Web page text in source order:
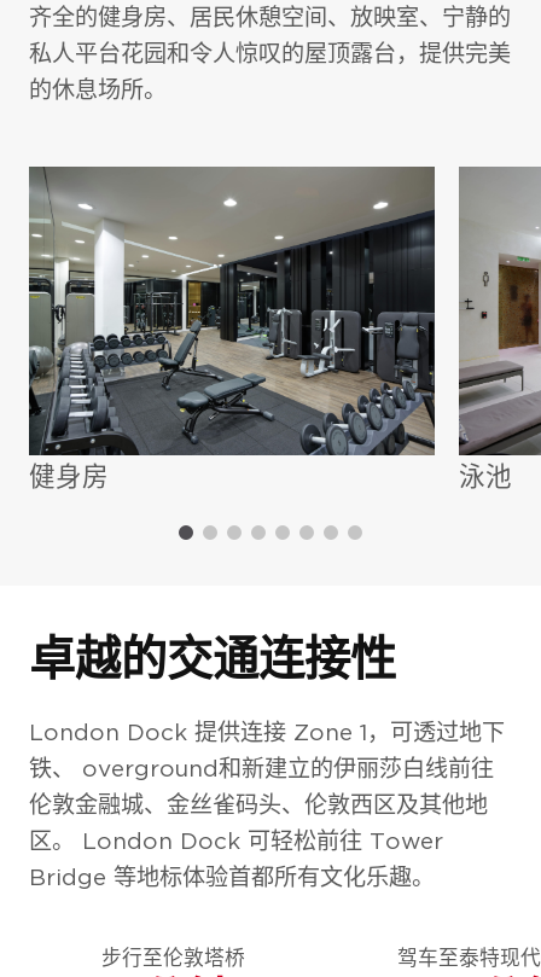
齐全的健身房、居民休憩空间、放映室、宁静的
私人平台花园和令人惊叹的屋顶露台，提供完美
的休息场所。
健身房 泳池
卓越的交通连接性
London Dock 提供连接 Zone 1，可透过地下
铁、 overground和新建立的伊丽莎白线前往
伦敦金融城、金丝雀码头、伦敦西区及其他地
区。 London Dock 可轻松前往 Tower
Bridge 等地标体验首都所有文化乐趣。
步行至伦敦塔桥 驾车至泰特现